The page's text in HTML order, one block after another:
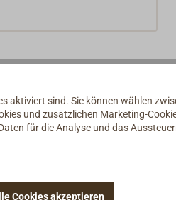
aktiviert sind. Sie können wählen
und zusätzlichen Marketing-
für die Analyse und das
Cookies akzeptieren